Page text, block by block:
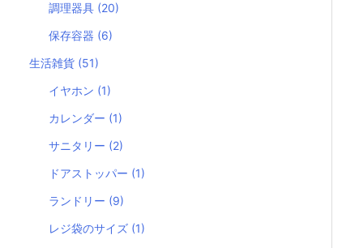
調理器具 (20)
保存容器 (6)
生活雑貨 (51)
イヤホン (1)
カレンダー (1)
サニタリー (2)
ドアストッパー (1)
ランドリー (9)
レジ袋のサイズ (1)